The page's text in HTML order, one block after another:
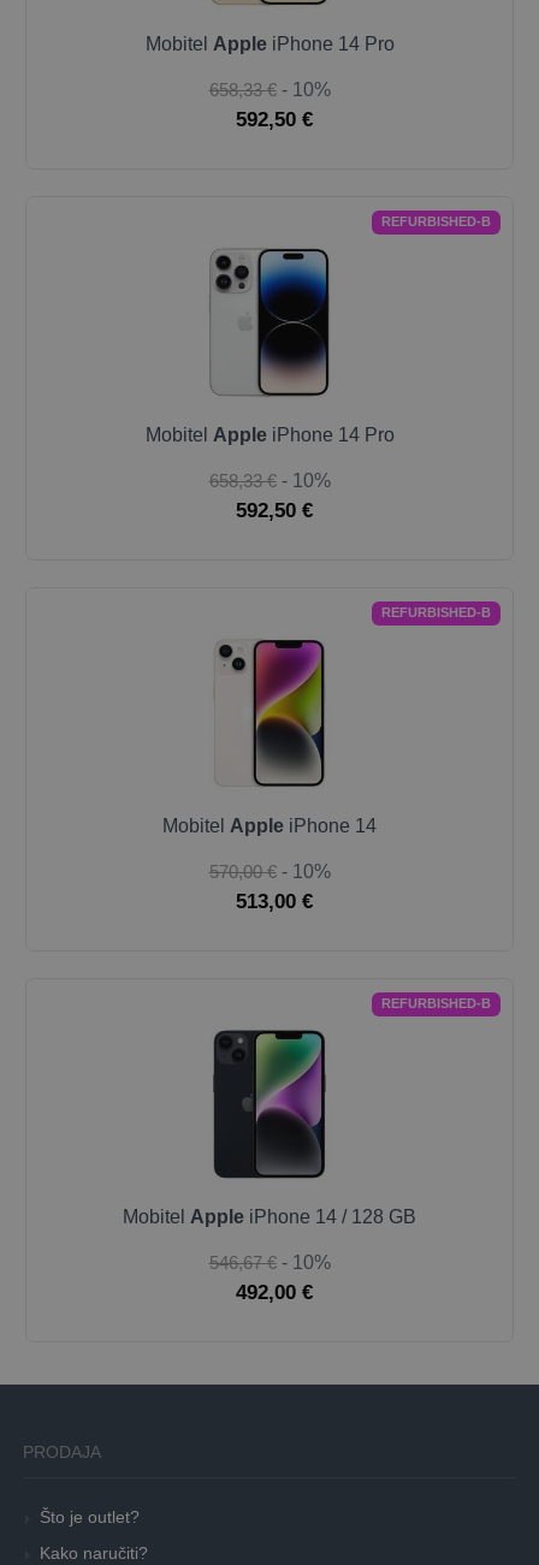
Mobitel AppleiPhone 14 Pro
658,33 € - 10%
592,50 €
REFURBISHED-B
Mobitel AppleiPhone 14 Pro
658,33 € - 10%
592,50 €
REFURBISHED-B
Mobitel Apple iPhone 14
570,00 € - 10%
513,00 €
REFURBISHED-B
Mobitel Apple iPhone 14 / 128 GB
546,67 € - 10%
492,00 €
PRODAJA
Što je outlet?
Kako naručiti?